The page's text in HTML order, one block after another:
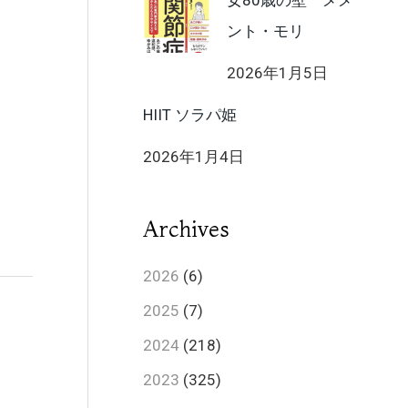
ント・モリ
2026年1月5日
HIIT ソラパ姫
2026年1月4日
Archives
2026 (6)
2025 (7)
2024 (218)
2023 (325)